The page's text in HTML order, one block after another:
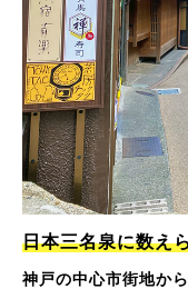
日本三名泉に数え
神戸の中心市街地か